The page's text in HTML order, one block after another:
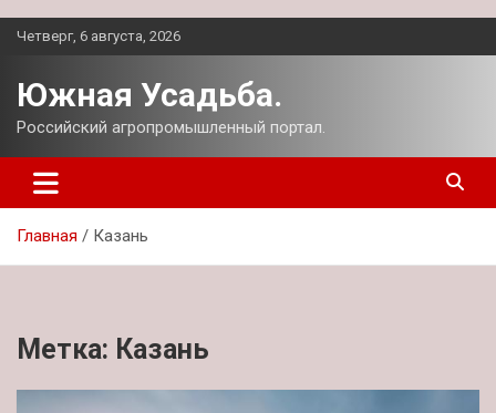
Перейти
Четверг, 6 августа, 2026
Южная Усадьба.
Российский агропромышленный портал.
Главная Казань
Метка: Казань